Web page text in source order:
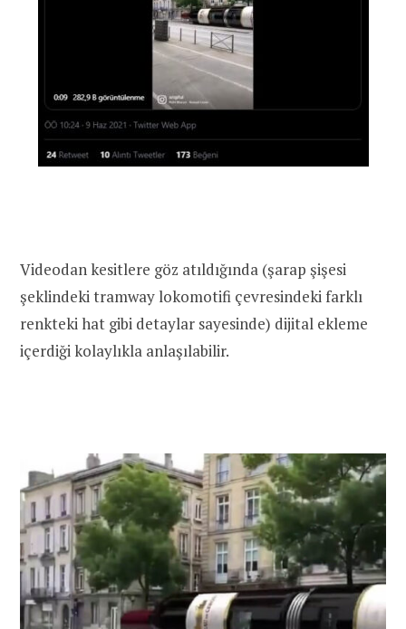
Videodan kesitlere göz atıldığında (şarap şişesi
şeklindeki tramway lokomotifi çevresindeki farklı
renkteki hat gibi detaylar sayesinde) dijital ekleme
içerdiği kolaylıkla anlaşılabilir.